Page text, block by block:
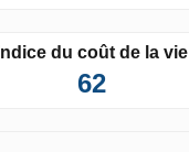
Indice du coût de la vie
62